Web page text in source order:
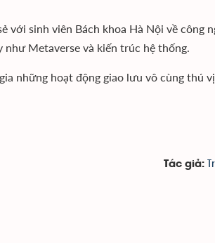
với sinh viên Bách khoa Hà Nội về công
Metaverse và kiến trúc hệ thống.
những hoạt động giao lưu vô cùng thú
Tác giả: